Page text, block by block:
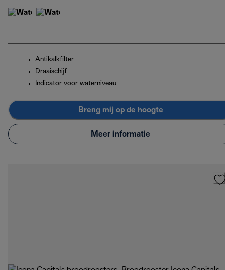
Antikalkfilter
Draaischijf
Indicator voor waterniveau
Breng mij op de hoogte
Meer informatie